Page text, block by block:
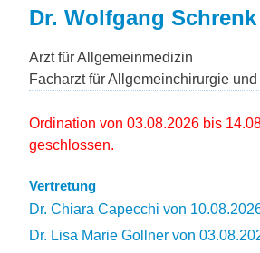
Dr. Wolfgang Schrenk
Arzt für Allgemeinmedizin
Facharzt für Allgemeinchirurgie
Ordination von 03.08.2026 bis
geschlossen.
Vertretung
Dr. Chiara Capecchi von
Dr. Lisa Marie Gollner von